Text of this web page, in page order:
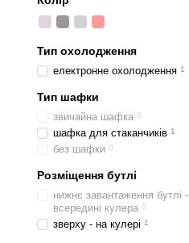
Тип охолодження
електронне охолодження 1
Тип шафки
звичайна шафка 0
шафка для стаканчиків 1
без шафки 0
Розміщення бутлі
нижнє завантаження бутлі -
всередині кулера 0
зверху - на кулері 1